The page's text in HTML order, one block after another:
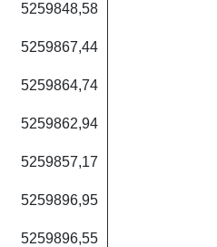
5259848,58
5259867,44
5259864,74
5259862,94
5259857,17
5259896,95
5259896,55